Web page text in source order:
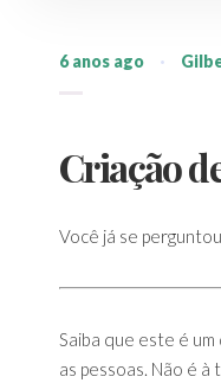
6 anos ago ·
Criação
Você já se
Saiba que este é
as pessoas. Não é à